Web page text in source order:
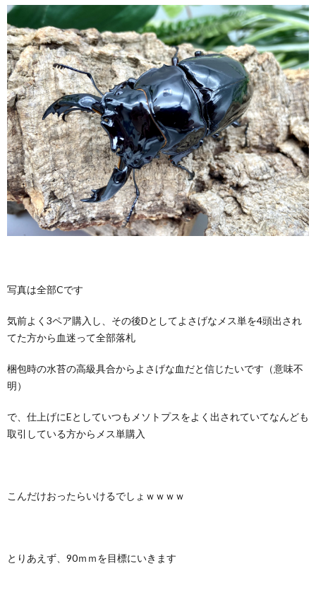
写真は全部Cです
気前よく3ペア購入し、その後Dとしてよさげなメス単を4頭出され
てた方から血迷って全部落札
梱包時の水苔の高級具合からよさげな血だと信じたいです（意味不
明）
で、仕上げにEとしていつもメソトプスをよく出されていてなんども
取引している方からメス単購入
こんだけおったらいけるでしょｗｗｗｗ
とりあえず、90ｍｍを目標にいきます